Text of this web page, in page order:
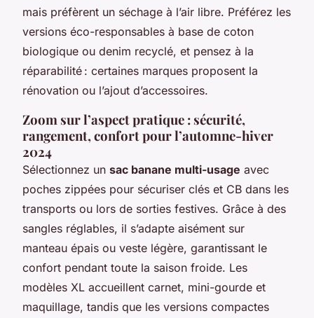
mais préfèrent un séchage à l’air libre. Préférez les
versions éco-responsables à base de coton
biologique ou denim recyclé, et pensez à la
réparabilité : certaines marques proposent la
rénovation ou l’ajout d’accessoires.
Zoom sur l’aspect pratique : sécurité,
rangement, confort pour l’automne-hiver
2024
Sélectionnez un sac banane multi-usage avec
poches zippées pour sécuriser clés et CB dans les
transports ou lors de sorties festives. Grâce à des
sangles réglables, il s’adapte aisément sur
manteau épais ou veste légère, garantissant le
confort pendant toute la saison froide. Les
modèles XL accueillent carnet, mini-gourde et
maquillage, tandis que les versions compactes